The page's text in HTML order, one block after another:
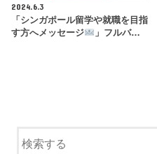
2024.6.3
「シンガポール留学や就職を目指
す方へメッセージ
」フルバ…